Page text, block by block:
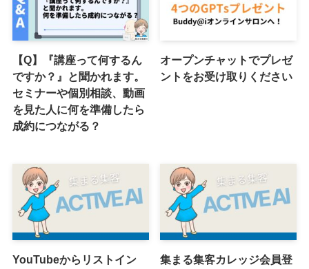
【Q】『講座って何するん
ですか？』と聞かれます。
セミナーや個別相談、動画
を見た人に何を準備したら
成約につながる？
オープンチャットでプレゼ
ントをお受け取りください
YouTubeからリストイン
集まる集客カレッジ会員登